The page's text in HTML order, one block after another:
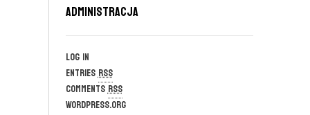
Administracja
Log in
EntriesRSS
CommentsRSS
WordPress.org